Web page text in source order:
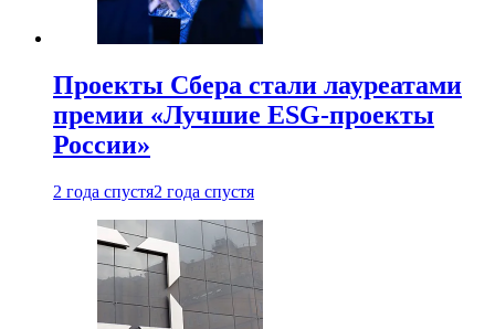
Проекты Сбера стали лауреатами
премии «Лучшие ESG-проекты
России»
2 года спустя2 года спустя